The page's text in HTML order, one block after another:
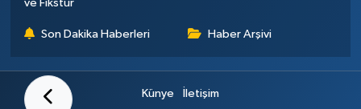
ve Fikstür
Son Dakika Haberleri Haber Arşivi
Künye İletişim